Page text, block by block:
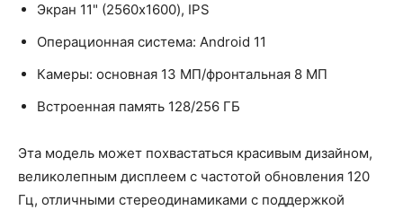
Экран 11" (2560x1600), IPS
Операционная система: Android 11
Камеры: основная 13 МП/фронтальная 8 МП
Встроенная память 128/256 ГБ
Эта модель может похвастаться красивым дизайном,
великолепным дисплеем с частотой обновления 120
Гц, отличными стереодинамиками с поддержкой